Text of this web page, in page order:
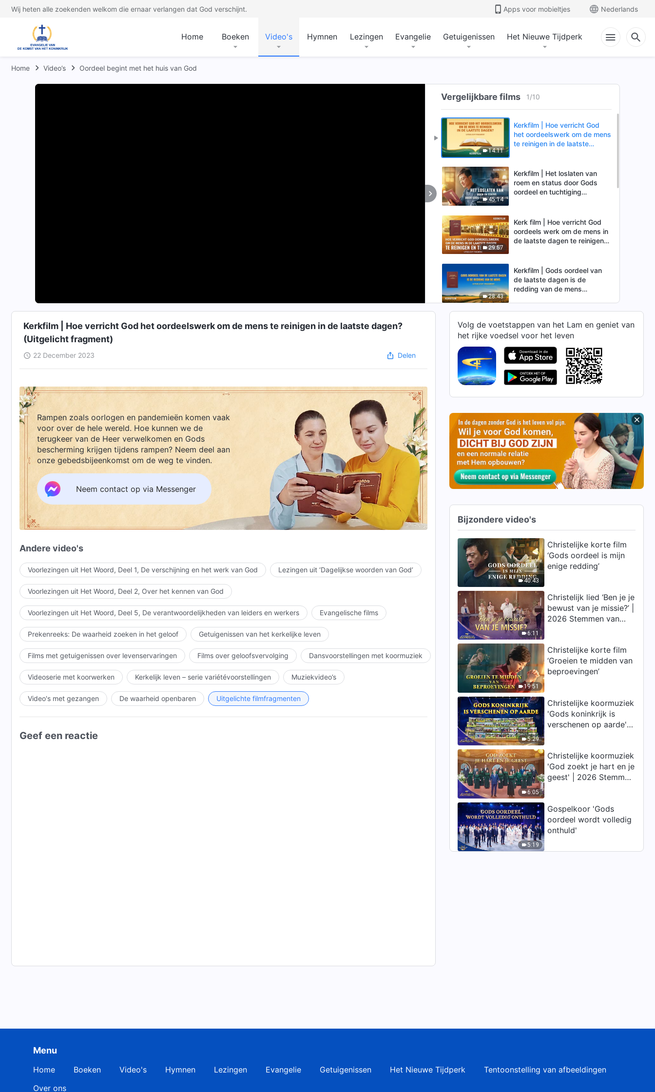
Wij heten alle zoekenden welkom die ernaar verlangen dat God verschijnt. Apps voor mobieltjes Nederlands
Home Boeken Video's Hymnen Lezingen Evangelie Getuigenissen Het Nieuwe Tijdperk
Home Video’s Oordeel begint met het huis van God
Vergelijkbare films 1/10
14:11
Kerkfilm | Hoe verricht God
het oordeelswerk om de mens
te reinigen in de laatste
45:14
Kerkfilm | Het loslaten van
roem en status door Gods
oordeel en tuchtiging
29:57
Kerk film | Hoe verricht God
oordeels werk om de mens in
de laatste dagen te reinigen
28:43
Kerkfilm | Gods oordeel van
de laatste dagen is de
redding van de mens
oordeelswerk van de laatste
dagen uit om de mensheid te
reinigen? (Uitgelicht fragment)
Kerkfilm | Hoe verricht God
het oordeelswerk van de
laatste dagen? (Uitgelicht
fragment)
30:14
Kerkfilm | Waarom de Heer
terugkeert om het
oordeelswerk te doen in de
laatste dagen (Uitgelicht
fragment)
19:40
Kerkfilm | Getuigenissen van
de beleving van het oordeel
voor de troon van Christus en
19:14
het oordeelswerk zijn onthuld
(Uitgelicht fragment)
25:23
Kerkfilm | Hoe God de mens
redt van de invloed van Satan
(Uitgelicht fragment)
Kerkfilm | Hoe verricht God het oordeelswerk om de mens te reinigen in de laatste dagen?
(Uitgelicht fragment)
22 December 2023 Delen
Rampen zoals oorlogen en pandemieën komen vaak
voor over de hele wereld. Hoe kunnen we de
terugkeer van de Heer verwelkomen en Gods
bescherming krijgen tijdens rampen? Neem deel aan
onze gebedsbijeenkomst om de weg te vinden.
Neem contact op via Messenger
Andere video's
Voorlezingen uit Het Woord, Deel 1, De verschijning en het werk van God Lezingen uit ‘Dagelijkse woorden van God’
Voorlezingen uit Het Woord, Deel 2, Over het kennen van God
Voorlezingen uit Het Woord, Deel 5, De verantwoordelijkheden van leiders en werkers Evangelische films
Prekenreeks: De waarheid zoeken in het geloof Getuigenissen van het kerkelijke leven
Films met getuigenissen over levenservaringen Films over geloofsvervolging Dansvoorstellingen met koormuziek
Videoserie met koorwerken Kerkelijk leven – serie variétévoorstellingen Muziekvideo’s
Video's met gezangen De waarheid openbaren Uitgelichte filmfragmenten
Geef een reactie
Volg de voetstappen van het Lam en geniet van
het rijke voedsel voor het leven
Bijzondere video's
40:43
Christelijke korte film
‘Gods oordeel is mijn
enige redding’
6:11
Christelijk lied ‘Ben je je
bewust van je missie?’ |
2026 Stemmen van
19:51
Christelijke korte film
‘Groeien te midden van
beproevingen’
5:29
Christelijke koormuziek
'Gods koninkrijk is
verschenen op aarde' |
6:05
Christelijke koormuziek
'God zoekt je hart en je
geest' | 2026 Stemmen
5:19
Gospelkoor 'Gods
oordeel wordt volledig
onthuld'
Menu
Home Boeken Video's Hymnen Lezingen Evangelie Getuigenissen Het Nieuwe Tijdperk
Tentoonstelling van afbeeldingen
Over ons